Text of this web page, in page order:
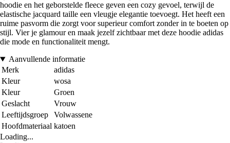
hoodie en het geborstelde fleece geven een cozy gevoel, terwijl de
elastische jacquard taille een vleugje elegantie toevoegt. Het heeft een
ruime pasvorm die zorgt voor superieur comfort zonder in te boeten op
stijl. Vier je glamour en maak jezelf zichtbaar met deze hoodie adidas
die mode en functionaliteit mengt.
Aanvullende informatie
Merk
adidas
Kleur
wosa
Kleur
Groen
Geslacht
Vrouw
Leeftijdsgroep
Volwassene
Hoofdmateriaal katoen
Loading...